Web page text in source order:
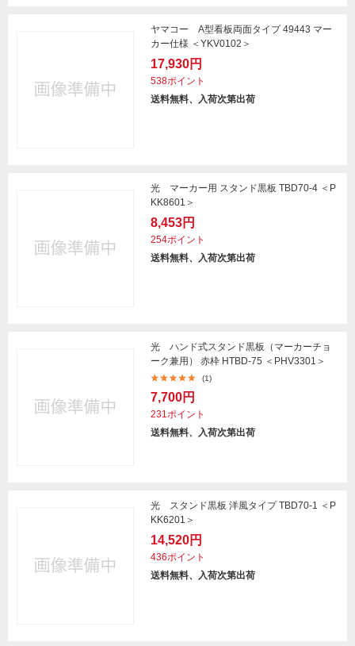
ヤマコー A型看板両面タイプ 49443 マー
カー仕様 ＜YKV0102＞
17,930円
538ポイント
送料無料、入荷次第出荷
光 マーカー用 スタンド黒板 TBD70-4 ＜P
KK8601＞
8,453円
254ポイント
送料無料、入荷次第出荷
光 ハンド式スタンド黒板（マーカーチョ
ーク兼用） 赤枠 HTBD-75 ＜PHV3301＞
(1)
7,700円
231ポイント
送料無料、入荷次第出荷
光 スタンド黒板 洋風タイプ TBD70-1 ＜P
KK6201＞
14,520円
436ポイント
送料無料、入荷次第出荷